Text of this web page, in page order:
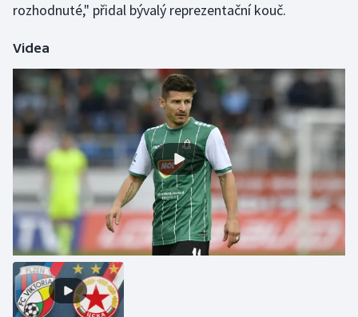
Lyže a snowboard
Moderní pětiboj
Motorsport
Olympijské hry
Parasport
Plavání
Plážový volejbal
Ragby
rozhodnuté," přidal bývalý reprezentační kouč.
Videa